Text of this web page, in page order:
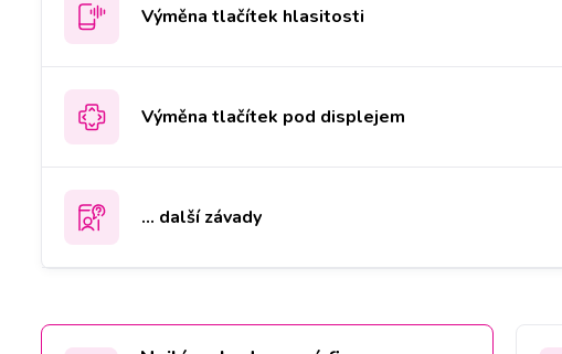
Výměna tlačítek hlasitosti
Výměna tlačítek pod displejem
... další závady